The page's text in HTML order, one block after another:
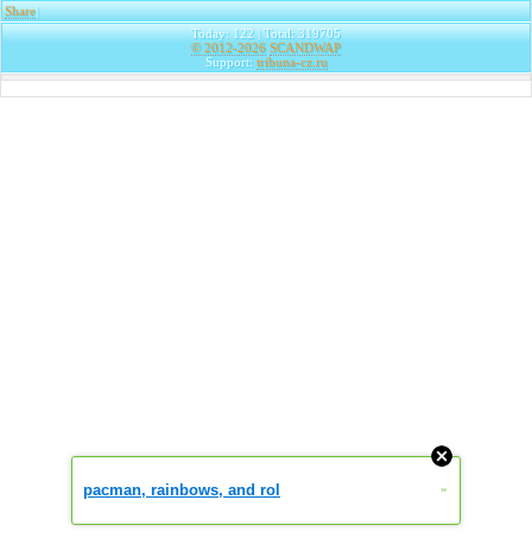
Share|
Today: 122 | Total: 319705
© 2012-2026 SCANDWAP
Support: tribuna-cz.ru
pacman, rainbows, and rol »